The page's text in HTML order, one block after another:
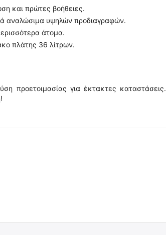
και πρώτες βοήθειες.
αναλώσιμα υψηλών προδιαγραφών.
άτομα.
πλάτης 36 λίτρων.
προετοιμασίας για έκτακτες καταστάσεις.